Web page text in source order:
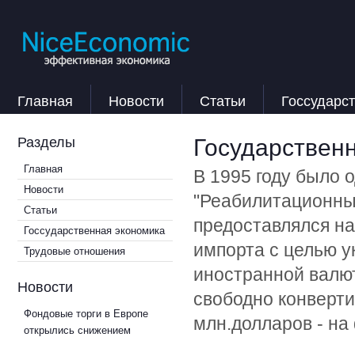
Главная Новости Статьи
Разделы
Главная
Новости
Статьи
Госсударственная экономика
Трудовые отношения
Новости
Фондовые торги в Европе
открылись снижением
В 1995 году было
предоставлялся
импорта с целью
иностранной
свободно
млн.долларов -